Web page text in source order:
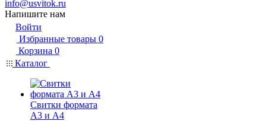
info@usvitok.ru
Напишите нам
Войти
Избранные товары 0
Корзина 0
Каталог
Свитки формата
А3 и А4